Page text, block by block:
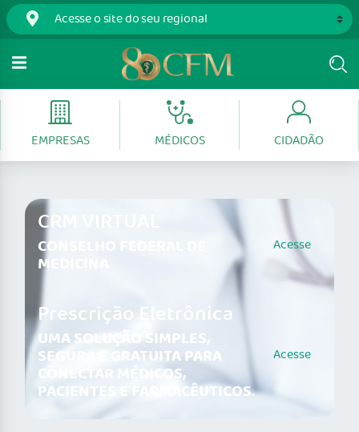
EMPRESAS MÉDICOS CIDADÃO
CRM VIRTUAL
CONSELHO FEDERAL DE
MEDICINA
Acesse
Prescrição Eletrônica
UMA SOLUÇÃO SIMPLES,
SEGURA E GRATUITA PARA
CONECTAR MÉDICOS,
PACIENTES E FARMACÊUTICOS.
Acesse